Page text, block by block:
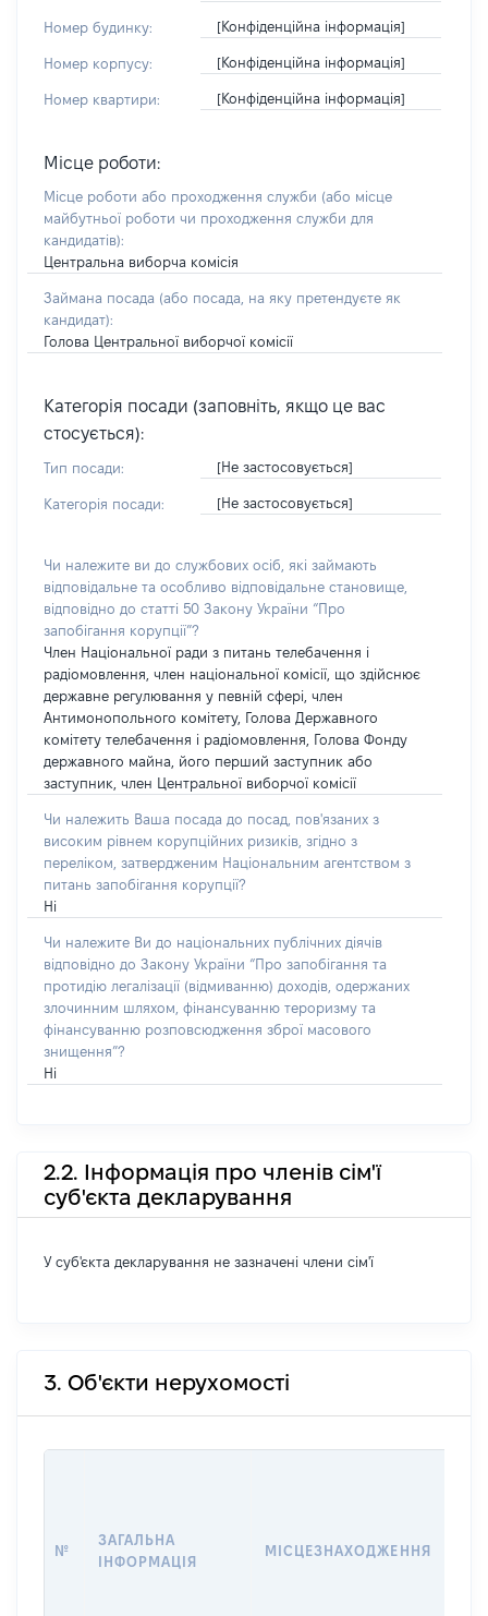
Номер будинку: [Конфіденційна інформація]
Номер корпусу: [Конфіденційна інформація]
Номер квартири: [Конфіденційна інформація]
Місце роботи:
Місце роботи або проходження служби (або місце
майбутньої роботи чи проходження служби для
кандидатів):
Центральна виборча комісія
Займана посада (або посада, на яку претендуєте як
кандидат):
Голова Центральної виборчої комісії
Категорія посади (заповніть, якщо це вас
стосується):
Тип посади: [Не застосовується]
Категорія посади: [Не застосовується]
Чи належите ви до службових осіб, які займають
відповідальне та особливо відповідальне становище,
відповідно до статті 50 Закону України “Про
запобігання корупції”?
Член Національної ради з питань телебачення і
радіомовлення, член національної комісії, що здійснює
державне регулювання у певній сфері, член
Антимонопольного комітету, Голова Державного
комітету телебачення і радіомовлення, Голова Фонду
державного майна, його перший заступник або
заступник, член Центральної виборчої комісії
Чи належить Ваша посада до посад, пов'язаних з
високим рівнем корупційних ризиків, згідно з
переліком, затвердженим Національним агентством з
питань запобігання корупції?
Ні
Чи належите Ви до національних публічних діячів
відповідно до Закону України “Про запобігання та
протидію легалізації (відмиванню) доходів, одержаних
злочинним шляхом, фінансуванню тероризму та
фінансуванню розповсюдження зброї масового
знищення”?
Ні
2.2. Інформація про членів сім'ї
суб'єкта декларування
У суб'єкта декларування не зазначені члени сім'ї
3. Об'єкти нерухомості
№
ЗАГАЛЬНА
ІНФОРМАЦІЯ
МІСЦЕЗНАХОДЖЕННЯ